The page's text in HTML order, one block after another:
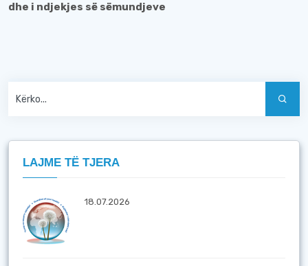
dhe i ndjekjes së sëmundjeve
LAJME TË TJERA
18.07.2026